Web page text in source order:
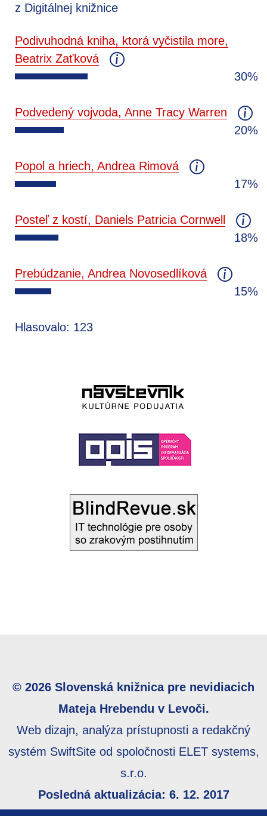
z Digitálnej knižnice
Podivuhodná kniha, ktorá vyčistila more,
Beatrix Zaťková
30%
Podvedený vojvoda, Anne Tracy Warren
20%
Popol a hriech, Andrea Rimová
17%
Posteľ z kostí, Daniels Patricia Cornwell
18%
Prebúdzanie, Andrea Novosedlíková
15%
Hlasovalo: 123
© 2026 Slovenská knižnica pre nevidiacich
Mateja Hrebendu v Levoči.
Web dizajn, analýza prístupnosti a redakčný
systém SwiftSite od spoločnosti ELET systems,
s.r.o.
Posledná aktualizácia: 6. 12. 2017